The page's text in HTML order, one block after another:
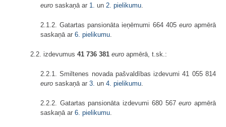
euro saskaņā ar 1. un 2. pielikumu
2.1.2. Gatartas pansionāta ieņēmumi 664 405 euroapmērā
saskaņā ar 6. pielikumu
2.2. izdevumus 41 736 381 euro apmērā, t.sk.:
2.2.1. Smiltenes novada pašvaldības izdevumi 41 055 814
euro saskaņā ar 3. un 4. pielikumu
2.2.2. Gatartas pansionāta izdevumi 680 567euro apmērā
saskaņā ar 6. pielikumu